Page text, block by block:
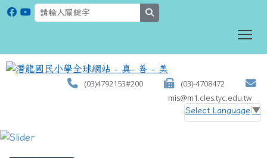
(03)4792153#200
(03)-4708472
mis@m1.cles.tyc.edu.tw
Select Language ▼